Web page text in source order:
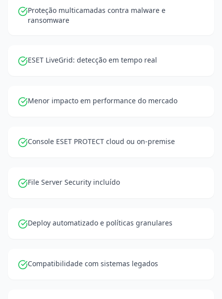
Proteção multicamadas contra malware e
ransomware
ESET LiveGrid: detecção em tempo real
Menor impacto em performance do mercado
Console ESET PROTECT cloud ou on-premise
File Server Security incluído
Deploy automatizado e políticas granulares
Compatibilidade com sistemas legados